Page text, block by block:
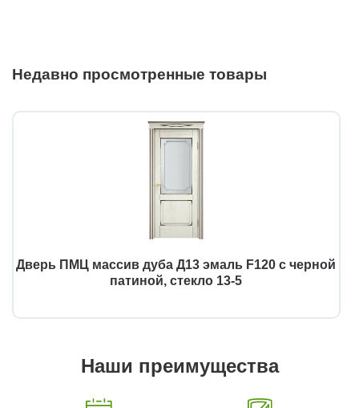
Недавно просмотренные товары
Дверь ПМЦ массив дуба Д13 эмаль F120 с черной
патиной, стекло 13-5
Наши преимущества